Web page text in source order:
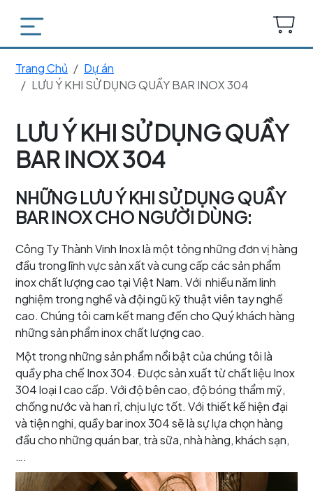
Trang Chủ
Dự án
LƯU Ý KHI SỬ DỤNG QUẦY BAR INOX 304
LƯU Ý KHI SỬ DỤNG QUẦY
BAR INOX 304
NHỮNG LƯU Ý KHI SỬ DỤNG QUẦY
BAR INOX CHO NGƯỜI DÙNG:
Công Ty Thành Vinh Inox là một tỏng những đơn vị hàng
đầu trong lĩnh vực sản xất và cung cấp các sản phẩm
inox chất lượng cao tại Việt Nam. Với nhiều năm linh
nghiệm trong nghề và đội ngũ kỹ thuật viên tay nghề
cao. Chúng tôi cam kết mang đến cho Quý khách hàng
những sản phẩm inox chất lượng cao.
Một trong những sản phẩm nổi bật của chúng tôi là
quầy pha chế Inox 304. Được sản xuất từ chất liệu Inox
304 loại I cao cấp. Với độ bên cao, độ bóng thẩm mỹ,
chống nước và han rỉ, chịu lực tốt. Với thiết kế hiện đại
và tiện nghi, quầy bar inox 304 sẽ là sự lựa chọn hàng
đầu cho những quán bar, trà sữa, nhà hàng, khách sạn,
….